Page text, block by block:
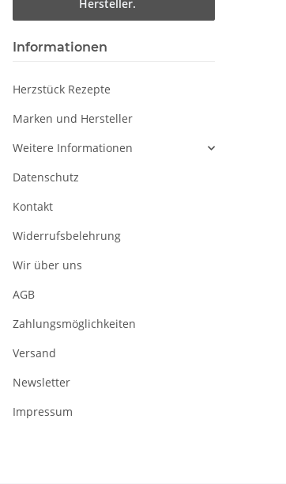
Hersteller.
Informationen
Herzstück Rezepte
Marken und Hersteller
Weitere Informationen
Datenschutz
Kontakt
Widerrufsbelehrung
Wir über uns
AGB
Zahlungsmöglichkeiten
Versand
Newsletter
Impressum